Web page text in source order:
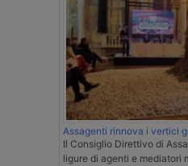
Assagenti rinnova i vertici
Il Consiglio Direttivo di
ligure di agenti e mediatori